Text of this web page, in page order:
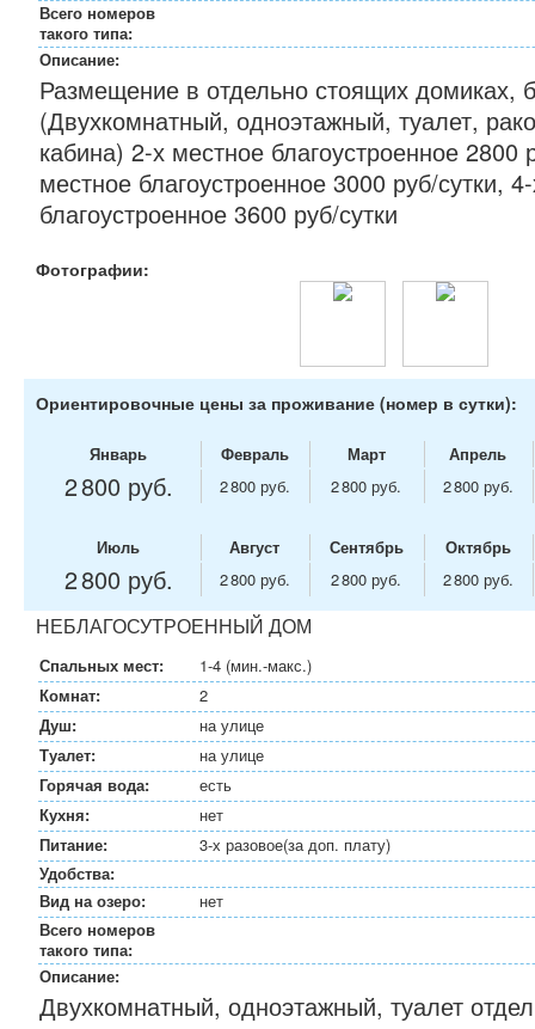
Всего номеров
такого типа:
Описание:
Размещение в отдельно стоящих домиках,
(Двухкомнатный, одноэтажный, туалет,
кабина) 2-х местное благоустроенное 2800
местное благоустроенное 3000 руб/сутки,
благоустроенное 3600 руб/сутки
Фотографии:
Ориентировочные цены за проживание (номер в сутки):
Январь Февраль Март Апрель
2 800 руб. 2 800 руб. 2 800 руб. 2 800 руб.
Июль Август Сентябрь Октябрь
2 800 руб. 2 800 руб. 2 800 руб. 2 800 руб.
НЕБЛАГОСУТРОЕННЫЙ ДОМ
Спальных мест:
1-4 (мин.-макс.)
Комнат:
2
Душ:
на улице
Туалет:
на улице
Горячая вода:
есть
Кухня:
нет
Питание:
3-х разовое(за доп. плату)
Удобства:
Вид на озеро:
нет
Всего номеров
такого типа:
Описание:
Двухкомнатный, одноэтажный, туалет